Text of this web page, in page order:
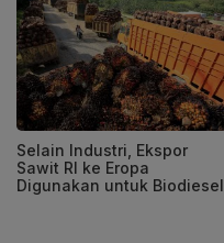
Selain Industri, Ekspor
Sawit RI ke Eropa
Digunakan untuk Biodiesel